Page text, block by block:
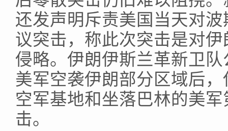
还发声明斥责美国当天对
议突击，称此次突击是对
侵略。伊朗伊斯兰革新卫
美军空袭伊朗部分区域后
空军基地和坐落巴林的美
击。